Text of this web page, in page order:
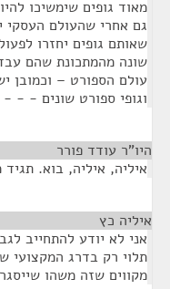
מאוד גופים שימשיכו
גם אחרי שהעולם העסקי
שאותם גופים יחזרו
שונה מהמתכונת שהם
עולם הספורט – וכמובן
וגופי ספורט שונים - - -
היו"ר עודד פורר
איליה, איליה, בוא. תגיד
איליה כץ
אני לא יודע להתחייב
תלוי רק בדרג המקצועי
מקווים שזה משהו